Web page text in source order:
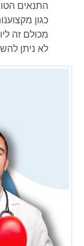
התנאים
כגון
מכולם זה
לא ניתן